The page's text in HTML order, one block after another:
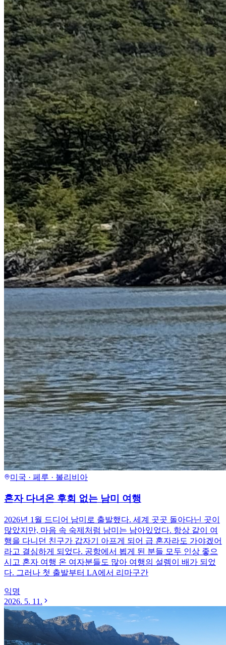
미국 · 페루 · 볼리비아
혼자 다녀온 후회 없는 남미 여행
2026년 1월 드디어 남미로 출발했다. 세계 곳곳 돌아다닌 곳이
많았지만, 마음 속 숙제처럼 남미는 남아있었다. 항상 같이 여
행을 다니던 친구가 갑자기 아프게 되어 급 혼자라도 가야겠어
라고 결심하게 되었다. 공항에서 뵙게 된 분들 모두 인상 좋으
시고 혼자 여행 온 여자분들도 많아 여행의 설렘이 배가 되었
다. 그러나 첫 출발부터 LA에서 리마구간
익명
2026. 5. 11.